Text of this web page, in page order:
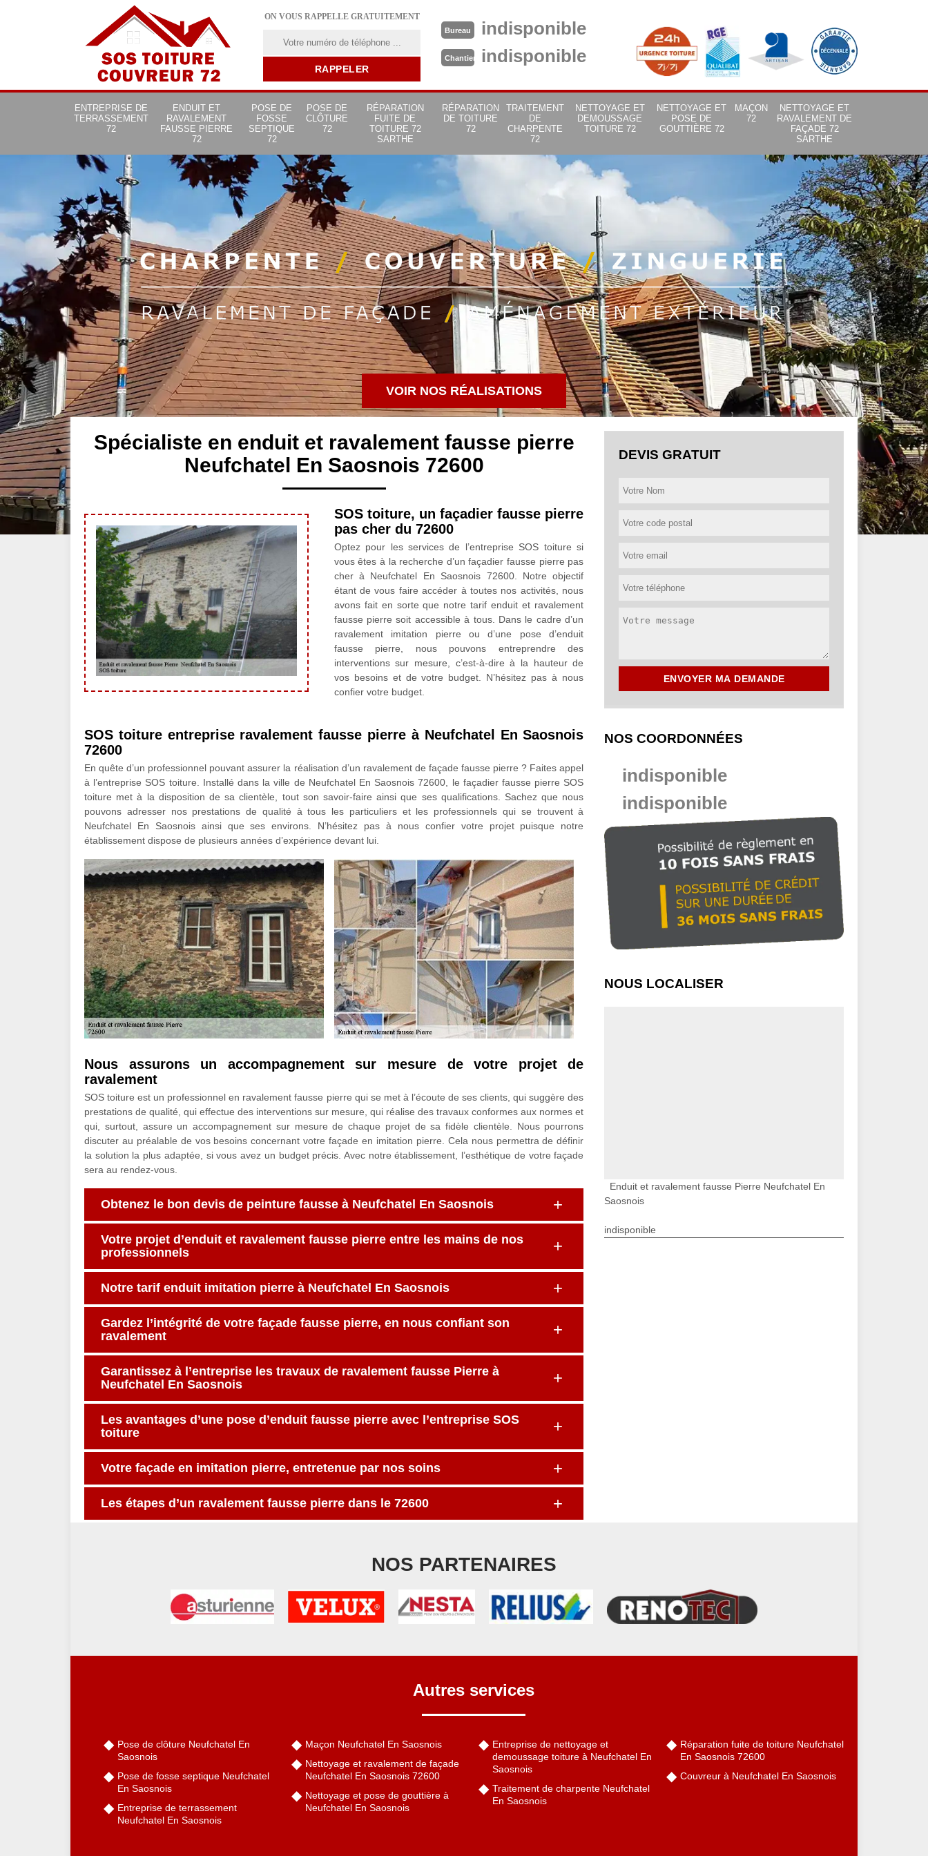
ON VOUS RAPPELLE GRATUITEMENT
Bureau indisponible
Chantier indisponible
ENTREPRISE DE
TERRASSEMENT
72
ENDUIT ET
RAVALEMENT
FAUSSE PIERRE
72
POSE DE
FOSSE
SEPTIQUE
72
POSE DE
CLÔTURE
72
RÉPARATION
FUITE DE
TOITURE 72
SARTHE
RÉPARATION
DE TOITURE
72
TRAITEMENT
DE
CHARPENTE
72
NETTOYAGE ET
DEMOUSSAGE
TOITURE 72
NETTOYAGE ET
POSE DE
GOUTTIÈRE 72
MAÇON
72
NETTOYAGE ET
RAVALEMENT DE
FAÇADE 72
SARTHE
VOIR NOS RÉALISATIONS
Spécialiste en enduit et ravalement fausse pierre
Neufchatel En Saosnois 72600
SOS toiture, un façadier fausse pierre
pas cher du 72600
Optez pour les services de l’entreprise SOS toiture si
vous êtes à la recherche d’un façadier fausse pierre pas
cher à Neufchatel En Saosnois 72600. Notre objectif
étant de vous faire accéder à toutes nos activités, nous
avons fait en sorte que notre tarif enduit et ravalement
fausse pierre soit accessible à tous. Dans le cadre d’un
ravalement imitation pierre ou d’une pose d’enduit
fausse pierre, nous pouvons entreprendre des
interventions sur mesure, c’est-à-dire à la hauteur de
vos besoins et de votre budget. N’hésitez pas à nous
confier votre budget.
SOS toiture entreprise ravalement fausse pierre à Neufchatel En Saosnois
72600
En quête d’un professionnel pouvant assurer la réalisation d’un ravalement de façade fausse pierre ? Faites appel
à l’entreprise SOS toiture. Installé dans la ville de Neufchatel En Saosnois 72600, le façadier fausse pierre SOS
toiture met à la disposition de sa clientèle, tout son savoir-faire ainsi que ses qualifications. Sachez que nous
pouvons adresser nos prestations de qualité à tous les particuliers et les professionnels qui se trouvent à
Neufchatel En Saosnois ainsi que ses environs. N’hésitez pas à nous confier votre projet puisque notre
établissement dispose de plusieurs années d’expérience devant lui.
Nous assurons un accompagnement sur mesure de votre projet de
ravalement
SOS toiture est un professionnel en ravalement fausse pierre qui se met à l’écoute de ses clients, qui suggère des
prestations de qualité, qui effectue des interventions sur mesure, qui réalise des travaux conformes aux normes et
qui, surtout, assure un accompagnement sur mesure de chaque projet de sa fidèle clientèle. Nous pourrons
discuter au préalable de vos besoins concernant votre façade en imitation pierre. Cela nous permettra de définir
la solution la plus adaptée, si vous avez un budget précis. Avec notre établissement, l’esthétique de votre façade
sera au rendez-vous.
Obtenez le bon devis de peinture fausse à Neufchatel En Saosnois
Votre projet d’enduit et ravalement fausse pierre entre les mains de nos
professionnels
Notre tarif enduit imitation pierre à Neufchatel En Saosnois
Gardez l’intégrité de votre façade fausse pierre, en nous confiant son
ravalement
Garantissez à l’entreprise les travaux de ravalement fausse Pierre à
Neufchatel En Saosnois
Les avantages d’une pose d’enduit fausse pierre avec l’entreprise SOS
toiture
Votre façade en imitation pierre, entretenue par nos soins
Les étapes d’un ravalement fausse pierre dans le 72600
DEVIS GRATUIT
NOS COORDONNÉES
indisponible
indisponible
NOUS LOCALISER
Enduit et ravalement fausse Pierre Neufchatel En
Saosnois
indisponible
NOS PARTENAIRES
Autres services
Pose de clôture Neufchatel En
Saosnois
Pose de fosse septique Neufchatel
En Saosnois
Entreprise de terrassement
Neufchatel En Saosnois
Maçon Neufchatel En Saosnois
Nettoyage et ravalement de façade
Neufchatel En Saosnois 72600
Nettoyage et pose de gouttière à
Neufchatel En Saosnois
Entreprise de nettoyage et
demoussage toiture à Neufchatel En
Saosnois
Traitement de charpente Neufchatel
En Saosnois
Réparation fuite de toiture Neufchatel
En Saosnois 72600
Couvreur à Neufchatel En Saosnois